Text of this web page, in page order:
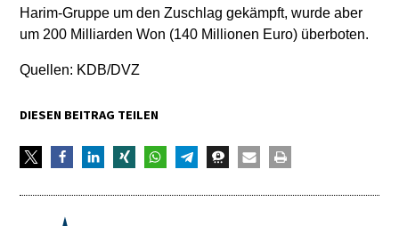
Harim-Gruppe um den Zuschlag gekämpft, wurde aber
um 200 Milliarden Won (140 Millionen Euro) überboten.
Quellen: KDB/DVZ
DIESEN BEITRAG TEILEN